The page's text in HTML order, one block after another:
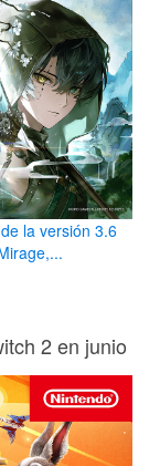
la versión 3.6
2 en junio